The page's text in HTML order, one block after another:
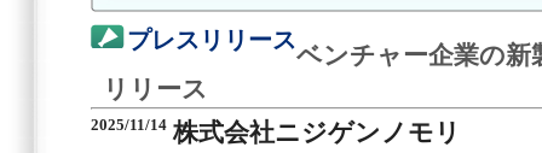
プレスリリース
ベンチャー企業の新
リリース
2025/11/14 株式会社ニジゲンノモリ